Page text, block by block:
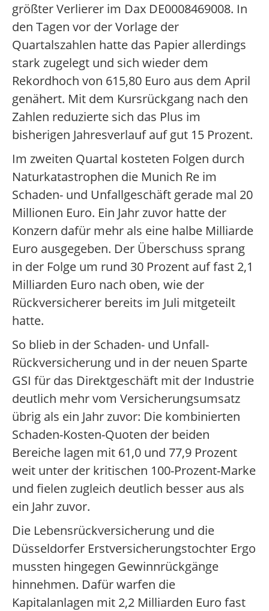
größter Verlierer im Dax DE0008469008. In
den Tagen vor der Vorlage der
Quartalszahlen hatte das Papier allerdings
stark zugelegt und sich wieder dem
Rekordhoch von 615,80 Euro aus dem April
genähert. Mit dem Kursrückgang nach den
Zahlen reduzierte sich das Plus im
bisherigen Jahresverlauf auf gut 15 Prozent.
Im zweiten Quartal kosteten Folgen durch
Naturkatastrophen die Munich Re im
Schaden- und Unfallgeschäft gerade mal 20
Millionen Euro. Ein Jahr zuvor hatte der
Konzern dafür mehr als eine halbe Milliarde
Euro ausgegeben. Der Überschuss sprang
in der Folge um rund 30 Prozent auf fast 2,1
Milliarden Euro nach oben, wie der
Rückversicherer bereits im Juli mitgeteilt
hatte.
So blieb in der Schaden- und Unfall-
Rückversicherung und in der neuen Sparte
GSI für das Direktgeschäft mit der Industrie
deutlich mehr vom Versicherungsumsatz
übrig als ein Jahr zuvor: Die kombinierten
Schaden-Kosten-Quoten der beiden
Bereiche lagen mit 61,0 und 77,9 Prozent
weit unter der kritischen 100-Prozent-Marke
und fielen zugleich deutlich besser aus als
ein Jahr zuvor.
Die Lebensrückversicherung und die
Düsseldorfer Erstversicherungstochter Ergo
mussten hingegen Gewinnrückgänge
hinnehmen. Dafür warfen die
Kapitalanlagen mit 2,2 Milliarden Euro fast